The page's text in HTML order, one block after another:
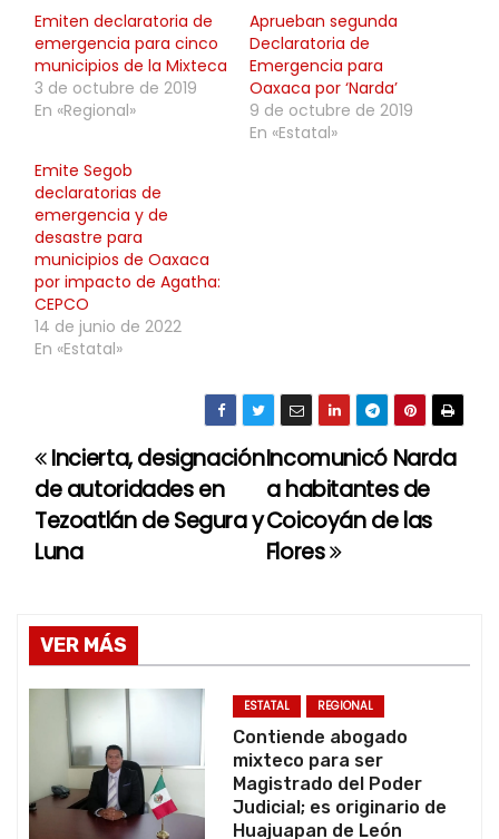
Emiten declaratoria de
emergencia para cinco
municipios de la Mixteca
3 de octubre de 2019
En «Regional»
Aprueban segunda
Declaratoria de
Emergencia para
Oaxaca por ‘Narda’
9 de octubre de 2019
En «Estatal»
Emite Segob
declaratorias de
emergencia y de
desastre para
municipios de Oaxaca
por impacto de Agatha:
CEPCO
14 de junio de 2022
En «Estatal»
N
a
v
g
a
i
Incomunicó Narda
a habitantes de
Coicoyán de las
Flores
Incierta, designación
de autoridades en
Tezoatlán de Segura y
Luna
VER MÁS
ESTATAL REGIONAL
Contiende abogado
mixteco para ser
Magistrado del Poder
Judicial; es originario de
Huajuapan de León